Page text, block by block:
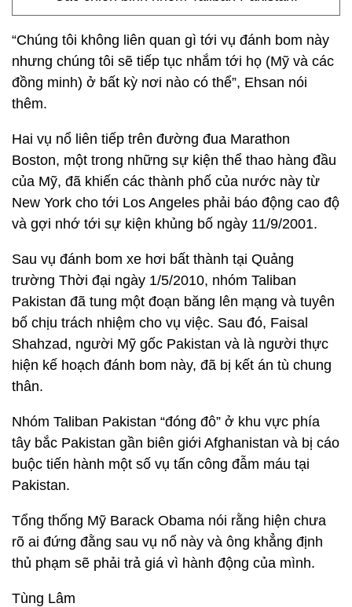
“Chúng tôi không liên quan gì tới vụ đánh bom này
nhưng chúng tôi sẽ tiếp tục nhắm tới họ (Mỹ và các
đồng minh) ở bất kỳ nơi nào có thể”, Ehsan nói
thêm.
Hai vụ nổ liên tiếp trên đường đua Marathon
Boston, một trong những sự kiện thể thao hàng đầu
của Mỹ, đã khiến các thành phố của nước này từ
New York cho tới Los Angeles phải báo động cao độ
và gợi nhớ tới sự kiện khủng bố ngày 11/9/2001.
Sau vụ đánh bom xe hơi bất thành tại Quảng
trường Thời đại ngày 1/5/2010, nhóm Taliban
Pakistan đã tung một đoạn băng lên mạng và tuyên
bố chịu trách nhiệm cho vụ việc. Sau đó, Faisal
Shahzad, người Mỹ gốc Pakistan và là người thực
hiện kế hoạch đánh bom này, đã bị kết án tù chung
thân.
Nhóm Taliban Pakistan “đóng đô” ở khu vực phía
tây bắc Pakistan gần biên giới Afghanistan và bị cáo
buộc tiến hành một số vụ tấn công đẫm máu tại
Pakistan.
Tổng thống Mỹ Barack Obama nói rằng hiện chưa
rõ ai đứng đằng sau vụ nổ này và ông khẳng định
thủ phạm sẽ phải trả giá vì hành động của mình.
Tùng Lâm